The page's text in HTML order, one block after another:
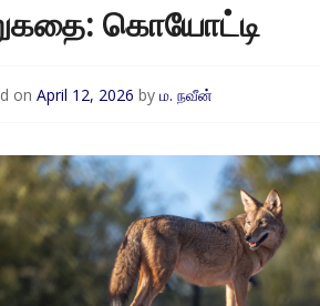
கொயோட்டி
on April 12, 2026 by ம. நவீன்